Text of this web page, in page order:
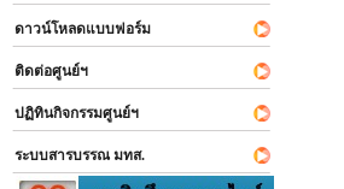
ดาวน์โหลดแบบฟอร์ม
ติดต่อศูนย์ฯ
ปฏิทินกิจกรรมศูนย์ฯ
ระบบสารบรรณ มทส.